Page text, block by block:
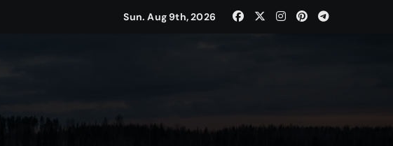
Sun. Aug 9th, 2026